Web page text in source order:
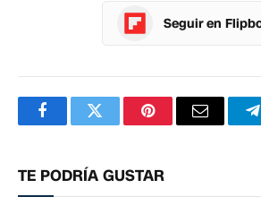
Seguir en
FacebookTwitterPinterestCorreo
TE PODRÍA GUSTAR